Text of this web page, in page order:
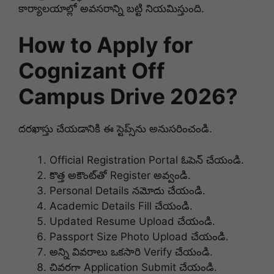
కార్యాలయాల్లో అవసరాన్ని బట్టి నియమిస్తుంది.
How to Apply for
Cognizant Off
Campus Drive 2026?
దరఖాస్తు చేయడానికి ఈ స్టెప్స్‌ను అనుసరించండి.
Official Registration Portal ఓపెన్ చేయండి.
కొత్త అకౌంట్‌తో Register అవ్వండి.
Personal Details నమోదు చేయండి.
Academic Details Fill చేయండి.
Updated Resume Upload చేయండి.
Passport Size Photo Upload చేయండి.
అన్ని వివరాలు ఒకసారి Verify చేయండి.
చివరగా Application Submit చేయండి.